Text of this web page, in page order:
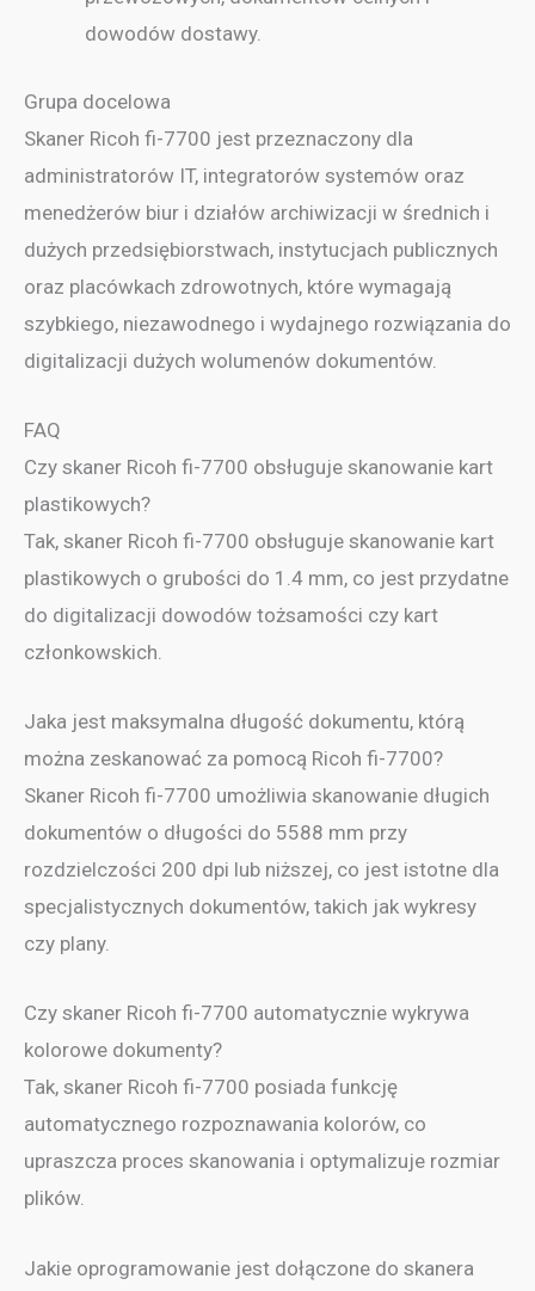
dowodów dostawy.
Grupa docelowa
Skaner Ricoh fi-7700 jest przeznaczony dla
administratorów IT, integratorów systemów oraz
menedżerów biur i działów archiwizacji w średnich i
dużych przedsiębiorstwach, instytucjach publicznych
oraz placówkach zdrowotnych, które wymagają
szybkiego, niezawodnego i wydajnego rozwiązania do
digitalizacji dużych wolumenów dokumentów.
FAQ
Czy skaner Ricoh fi-7700 obsługuje skanowanie kart
plastikowych?
Tak, skaner Ricoh fi-7700 obsługuje skanowanie kart
plastikowych o grubości do 1.4 mm, co jest przydatne
do digitalizacji dowodów tożsamości czy kart
członkowskich.
Jaka jest maksymalna długość dokumentu, którą
można zeskanować za pomocą Ricoh fi-7700?
Skaner Ricoh fi-7700 umożliwia skanowanie długich
dokumentów o długości do 5588 mm przy
rozdzielczości 200 dpi lub niższej, co jest istotne dla
specjalistycznych dokumentów, takich jak wykresy
czy plany.
Czy skaner Ricoh fi-7700 automatycznie wykrywa
kolorowe dokumenty?
Tak, skaner Ricoh fi-7700 posiada funkcję
automatycznego rozpoznawania kolorów, co
upraszcza proces skanowania i optymalizuje rozmiar
plików.
Jakie oprogramowanie jest dołączone do skanera